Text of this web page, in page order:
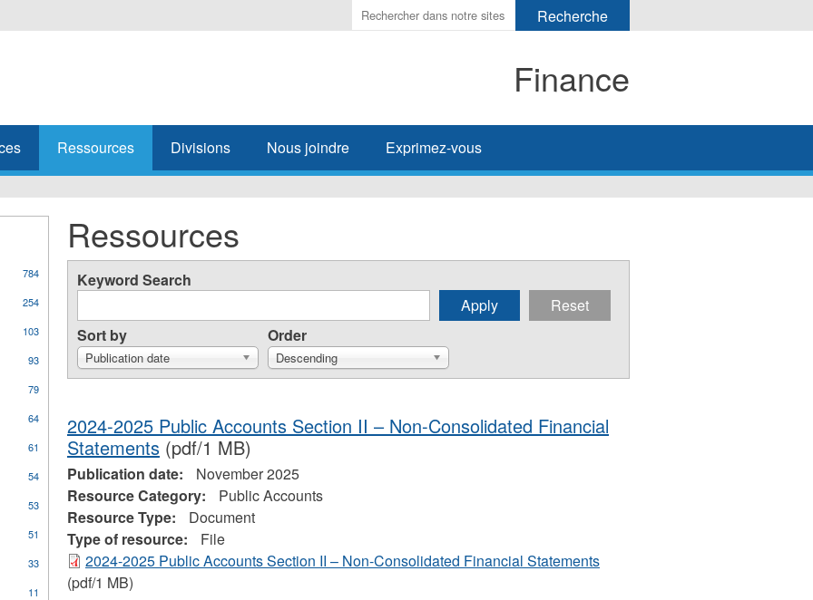
Enter
the
search
Finance
Ressources Divisions Nous joindre Exprimez-vous
Ressources
Keyword Search
Sort by
Publication date
Order
Descending
2024-2025 Public Accounts Section II – Non-Consolidated Financial
Statements(pdf/1 MB)
Publication date:
November 2025
Resource Category:
Public Accounts
Resource Type:
Document
Type of resource:
File
2024-2025 Public Accounts Section II – Non-Consolidated Financial Statements
(pdf/1 MB)
784
254
103
93
79
64
61
54
53
51
33
11